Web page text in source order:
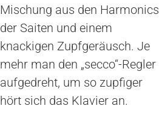
Mischung aus den Harmonics
der Saiten und einem
knackigen Zupfgeräusch. Je
mehr man den „secco“-Regler
aufgedreht, um so zupfiger
hört sich das Klavier an.